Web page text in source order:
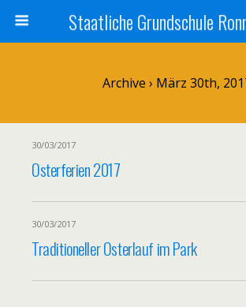
Staatliche Grundschule
Archive › März 30th,
30/03/2017
Osterferien 2017
30/03/2017
Traditioneller Osterlauf im Park